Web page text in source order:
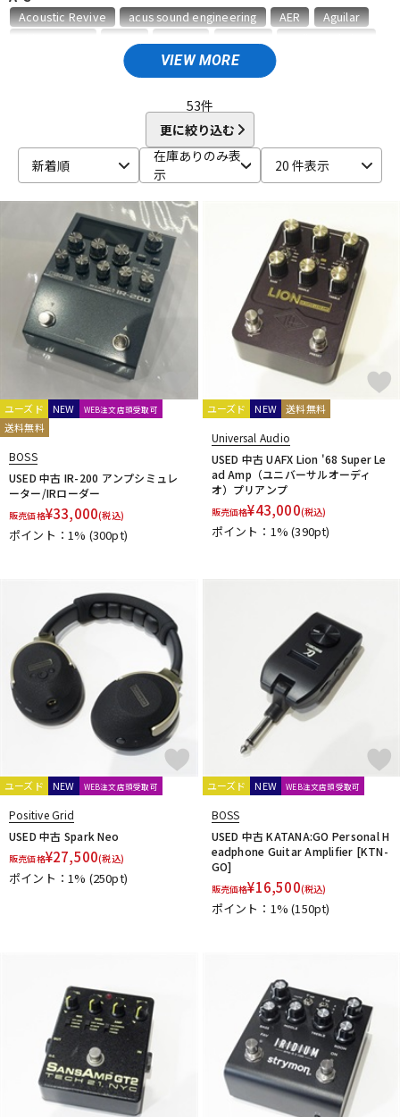
エフェクター
配信/ライブ機器 楽器アクセサリ
ヴィンテージ
VIEW MORE
Acoustic Revive acus sound engineering AER
Aguilar
BAGEND BELDEN Benson Amps
BOSS CAJ Carr
Danelectro Darkglass Electronics Demeter
Diezel
Divided by 13
Dr.Z DV MARK EBS
Effects Bakery
Fender USA
Fluid Audio
FRACTAL AUDIO SYSTEMS
Free The Tone
FRIEDMAN FRYETTE
FunSounds Pro
FURMAN
G-M
GALLIEN-KRUEGER GATOR
GR Bass
Henriksen Amplifiers
HOTONE
Hughes&Kettner
Ibanez
IK Multimedia J-Sound Garage
KEMPER
Khan Audio
Line6 Magnatone
Mark Bass
Mercury MAGNETICS
MONSTER CABLE
Montreux
MOOER
Morgan Amplification
N-R
Neural DSP NIKKO Noah’sark NUX Orange
ORB
Oyaide
P.R.S. Pearl PEAVEY
PJB（Phil Jones Bass）
Pocket Amp
POLYTONE
Positive Grid
Providence PULSE REVV Roland
SHINOS amplifier company Ltd.
strymon
Suhr Amps SYNERGY tc electronic
TECH21
Tone King
Two-Rock
U-Z
Udo Roesner Amps Universal Audio
unknown
VANDERKLEY
VOVOX
WALRUS AUDIO
YAMAHA
ZT Amp Z-VEX
キョーリツ
53件
更に絞り込む
新着順
在庫ありのみ表
示
20 件表示
ユーズド NEW WEB注文店頭受取可
送料無料
BOSS
USED 中古 IR-200 アンプシミュレ
ーター/IRローダー
販売価格¥33,000(税込)
ポイント：1% (300pt)
ユーズド NEW 送料無料
Universal Audio
USED 中古 UAFX Lion '68 Super Le
ad Amp（ユニバーサルオーディ
オ）プリアンプ
販売価格¥43,000(税込)
ポイント：1%(390pt)
ユーズド NEW WEB注文店頭受取可
Positive Grid
USED 中古 Spark Neo
販売価格¥27,500(税込)
ポイント：1% (250pt)
ユーズド NEW WEB注文店頭受取可
BOSS
USED 中古 KATANA:GO Personal H
eadphone Guitar Amplifier [KTN-
GO]
販売価格¥16,500(税込)
ポイント：1%(150pt)